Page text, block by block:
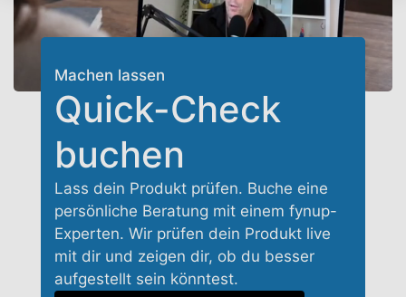
Machen lassen
Quick-Check
buchen
Lass dein Produkt prüfen. Buche eine
persönliche Beratung mit einem fynup-
Experten. Wir prüfen dein Produkt live
mit dir und zeigen dir, ob du besser
aufgestellt sein könntest.